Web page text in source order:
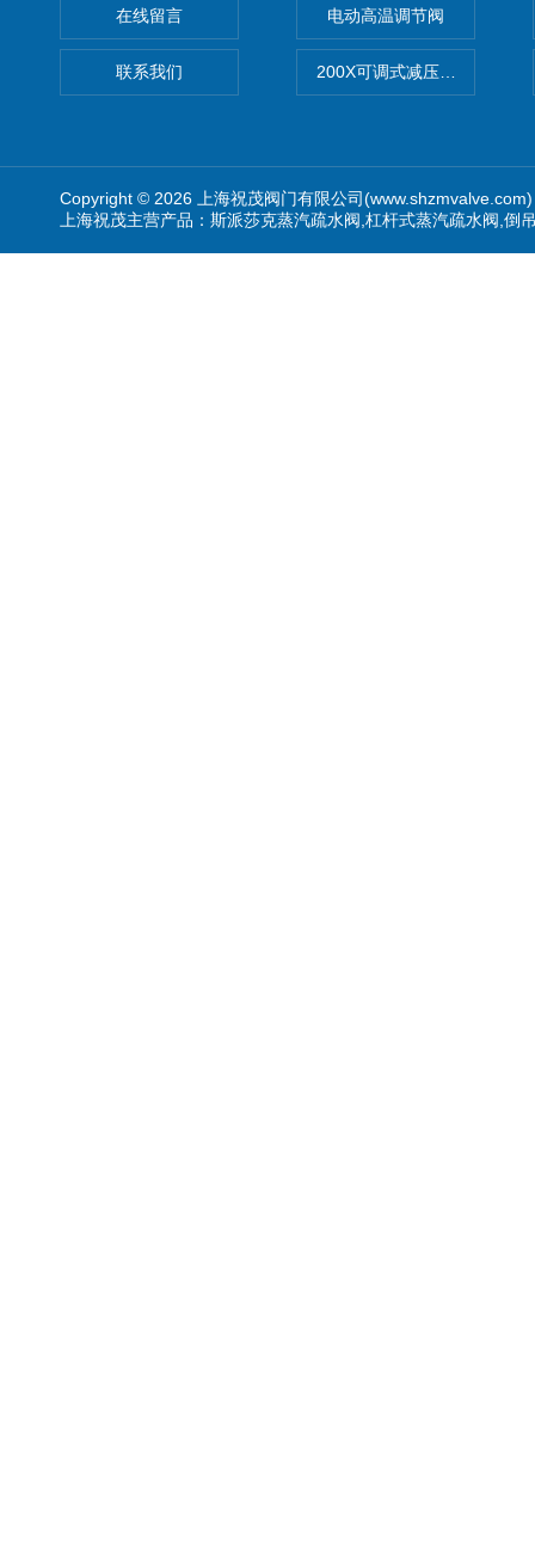
在线留言
联系我们
电动高温调节阀
200X可调式减压阀（减压稳
Copyright © 2026 上海祝茂阀门有限公司
上海祝茂主营产品：斯派莎克蒸汽疏水阀,杠杆式蒸汽疏水阀,倒